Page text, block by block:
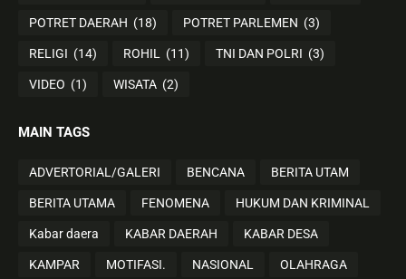
POTRET DAERAH (18) POTRET PARLEMEN (3)
RELIGI (14) ROHIL (11) TNI DAN POLRI (3)
VIDEO (1) WISATA (2)
MAIN TAGS
ADVERTORIAL/GALERI BENCANA BERITA UTAM
BERITA UTAMA FENOMENA HUKUM DAN KRIMINAL
Kabar daera KABAR DAERAH KABAR DESA
KAMPAR MOTIFASI. NASIONAL OLAHRAGA